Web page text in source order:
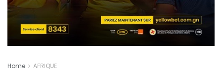
Home AFRIQUE